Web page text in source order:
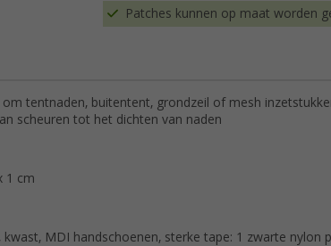
Patches kunnen op maat worden
tentnaden, buitentent, grondzeil of mesh
scheuren tot het dichten van naden
1 cm
kwast, MDI handschoenen, sterke tape: 1 zwarte nylon